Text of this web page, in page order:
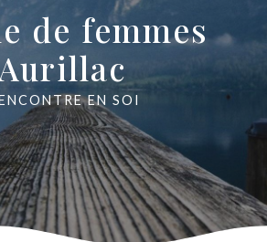
de femmes
EN SOI